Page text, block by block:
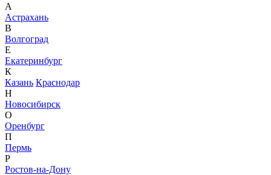
А
Астрахань
В
Волгоград
Е
Екатеринбург
К
Казань Краснодар
Н
Новосибирск
О
Оренбург
П
Пермь
Р
Ростов-на-Дону